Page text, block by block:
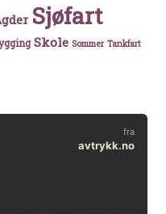
Sjøfart
Skole Sommer Tankfart